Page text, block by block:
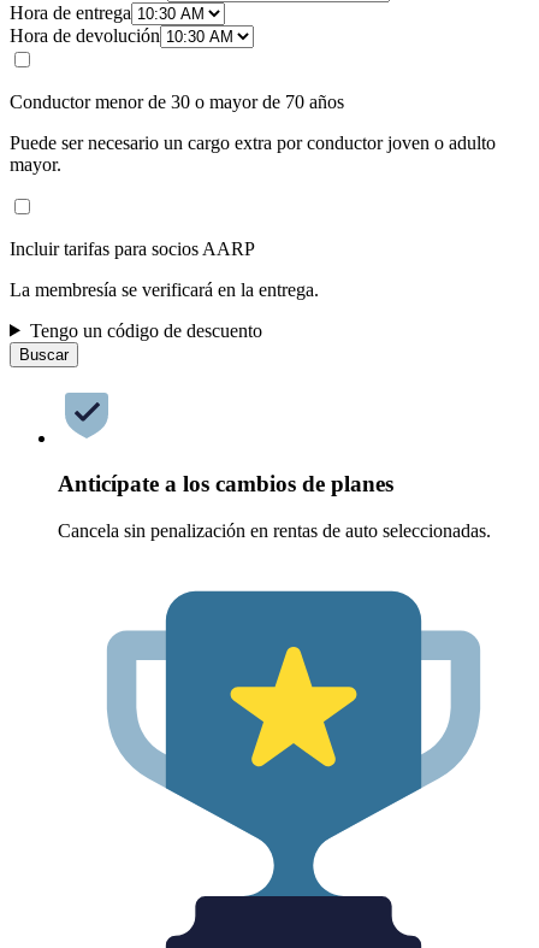
Hora de entrega
Hora de devolución
Conductor menor de 30 o mayor de 70 años
Puede ser necesario un cargo extra por conductor joven o adulto
mayor.
Incluir tarifas para socios AARP
La membresía se verificará en la entrega.
Tengo un código de descuento
Buscar
Anticípate a los cambios de planes
Cancela sin penalización en rentas de auto seleccionadas.